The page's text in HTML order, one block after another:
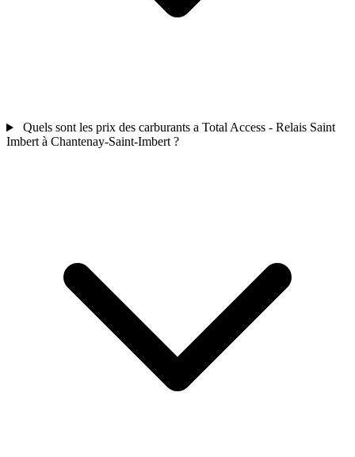
Quels sont les prix des carburants a Total Access - Relais Saint
Imbert à Chantenay-Saint-Imbert ?